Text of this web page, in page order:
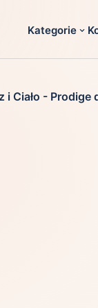
Kategorie
i Ciało - Prodige